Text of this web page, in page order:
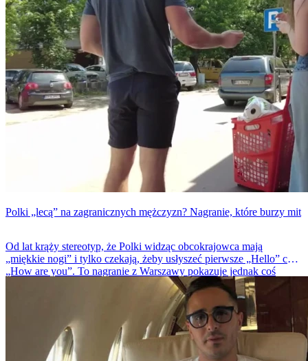
Polki „lecą” na zagranicznych mężczyzn? Nagranie, które burzy mit
Od lat krąży stereotyp, że Polki widząc obcokrajowca mają
„miękkie nogi” i tylko czekają, żeby usłyszeć pierwsze „Hello” czy
„How are you”. To nagranie z Warszawy pokazuje jednak coś
zupełnie odwrotnego. Brytyjski podrywacz, wyszkolony według
metod kontrowersyjnego Białorusina Alexa Lesleya, próbował
swoich sił na ulicach stolicy i dostał zimny prysznic.